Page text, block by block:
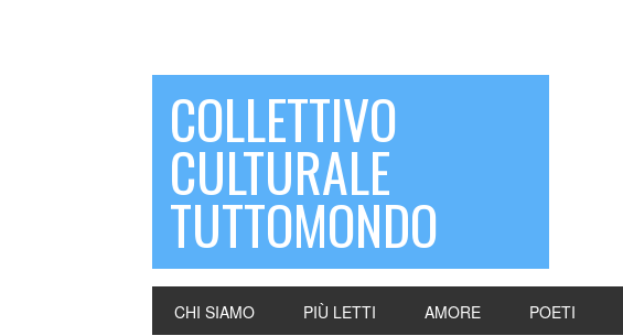
COLLETTIVO
CULTURALE
TUTTOMONDO
CHI SIAMO PIÙ LETTI AMORE POETI